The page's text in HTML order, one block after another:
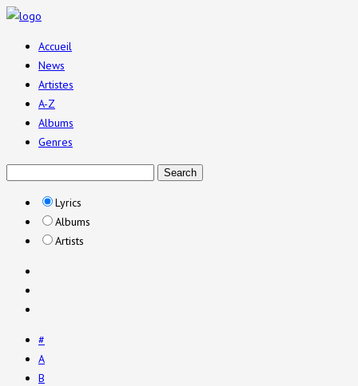
Accueil
News
Artistes
A-Z
Albums
Genres
Lyrics
Albums
Artists
#
A
B